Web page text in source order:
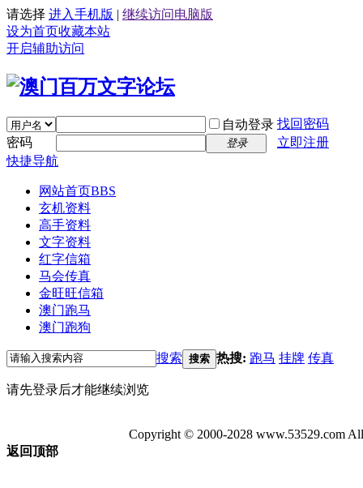
请选择 进入手机版 | 继续访问电脑版
设为首页收藏本站
开启辅助访问
自动登录 找回密码
密码
登录
立即注册
快捷导航
网站首页BBS
玄机资料
高手资料
文字资料
红字信箱
马会传真
金旺旺信箱
澳门跑马
澳门跑狗
搜索 搜索 热搜: 跑马 挂牌 传真
请先登录后才能继续浏览
Copyright © 2000-2028 www.53529.com
返回顶部